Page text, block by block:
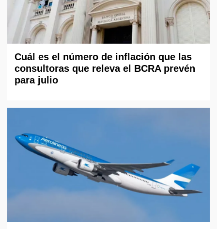
Cuál es el número de inflación que las
consultoras que releva el BCRA prevén
para julio